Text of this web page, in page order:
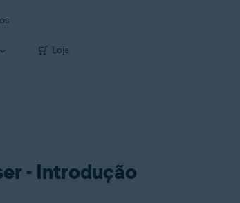
Loja
- Introdução